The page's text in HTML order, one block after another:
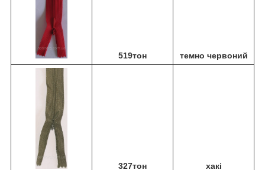
519тон темно червоний
327тон хакі